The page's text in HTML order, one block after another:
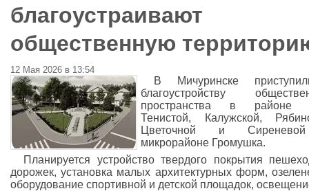
благоустраивают
общественную
12 Мая 2026 в 13:54
В Мичуринске
благоустройству
пространства в районе
Тенистой, Калужской,
Цветочной и
микрорайоне Громушка.
Планируется устройство твердого покрытия
дорожек, установка малых архитектурных форм,
оборудование спортивной и детской площадок,